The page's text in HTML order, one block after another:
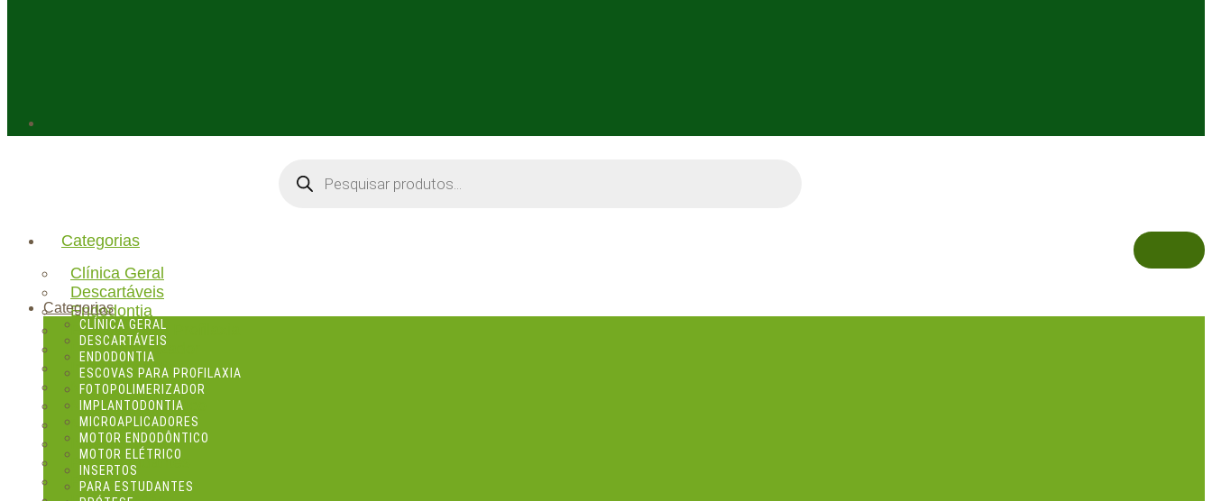
Pesquisar
Categorias
Clínica Geral
Descartáveis
Endodontia
Escovas para Profilaxia
Fotopolimerizador
Implantodontia
Microaplicadores
Motor Endodôntico
Motor Elétrico
Insertos
Para Estudantes
Prótese
Categorias
CLÍNICA GERAL
DESCARTÁVEIS
ENDODONTIA
ESCOVAS PARA PROFILAXIA
FOTOPOLIMERIZADOR
IMPLANTODONTIA
MICROAPLICADORES
MOTOR ENDODÔNTICO
MOTOR ELÉTRICO
INSERTOS
PARA ESTUDANTES